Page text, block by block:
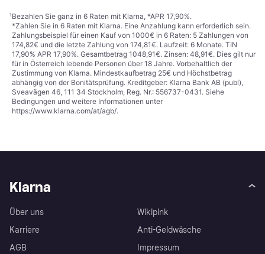
¹Bezahlen Sie ganz in 6 Raten mit Klarna, *APR 17,90%.
*Zahlen Sie in 6 Raten mit Klarna. Eine Anzahlung kann erforderlich sein.
Zahlungsbeispiel für einen Kauf von 1000€ in 6 Raten: 5 Zahlungen von
174,82€ und die letzte Zahlung von 174,81€. Laufzeit: 6 Monate. TIN
17,90% APR 17,90%. Gesamtbetrag 1048,91€. Zinsen: 48,91€. Dies gilt nur
für in Österreich lebende Personen über 18 Jahre. Vorbehaltlich der
Zustimmung von Klarna. Mindestkaufbetrag 25€ und Höchstbetrag
abhängig von der Bonitätsprüfung. Kreditgeber: Klarna Bank AB (publ),
Sveavägen 46, 111 34 Stockholm, Reg. Nr.: 556737-0431. Siehe
Bedingungen und weitere Informationen unter
https://www.klarna.com/at/agb/.
Klarna
Über uns
Karriere
AGB
Wikipink
Anti-Geldwäsche
Impressum